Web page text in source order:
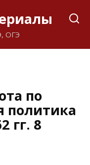
ОГЭ
по
политика
гг. 8